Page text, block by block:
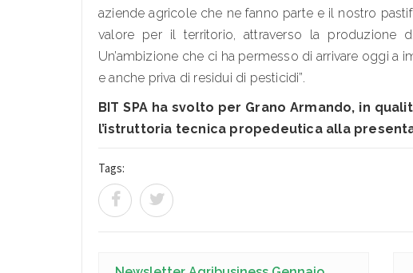
aziende agricole che ne fanno parte e il nostro
valore per il territorio, attraverso la produzione
Un’ambizione che ci ha permesso di arrivare oggi a
e anche priva di residui di pesticidi”.
BIT SPA ha svolto per Grano Armando, in
l’istruttoria tecnica propedeutica alla
Tags: